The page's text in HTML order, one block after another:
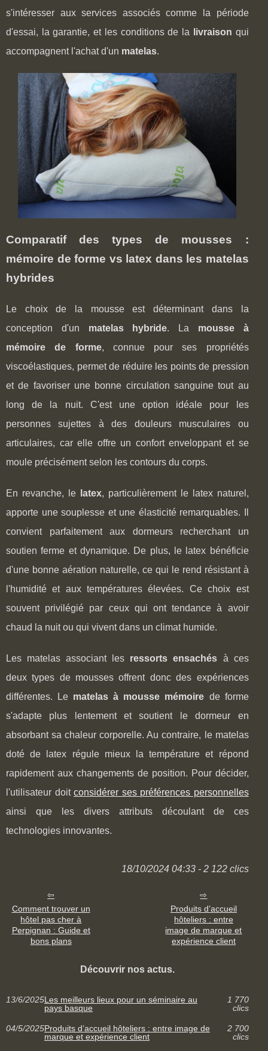
s'intéresser aux services associés comme la période
d'essai, la garantie, et les conditions de la
livraison qui
accompagnent l'achat d'un matelas.
Comparatif des types de mousses :
mémoire de forme vs latex dans les matelas
hybrides
Le choix de la mousse est déterminant dans la
conception d'un matelas hybride. La mousse à
mémoire de forme, connue pour ses propriétés
viscoélastiques, permet de réduire les points de pression
et de favoriser une bonne circulation sanguine tout au
long de la nuit. C'est une option idéale pour les
personnes sujettes à des douleurs musculaires ou
articulaires, car elle offre un confort enveloppant et se
moule précisément selon les contours du corps.
En revanche, le latex, particulièrement le latex naturel,
apporte une souplesse et une élasticité remarquables. Il
convient parfaitement aux dormeurs recherchant un
soutien ferme et dynamique. De plus, le latex bénéficie
d'une bonne aération naturelle, ce qui le rend résistant à
l'humidité et aux températures élevées. Ce choix est
souvent privilégié par ceux qui ont tendance à avoir
chaud la nuit ou qui vivent dans un climat humide.
Les matelas associant les ressorts ensachés à ces
deux types de mousses offrent donc des expériences
différentes. Le matelas à mousse mémoire de forme
s'adapte plus lentement et soutient le dormeur en
absorbant sa chaleur corporelle. Au contraire, le matelas
doté de latex régule mieux la température et répond
rapidement aux changements de position. Pour décider,
l'utilisateur doitconsidérer ses préférences personnelles
ainsi que les divers attributs découlant de ces
technologies innovantes.
18/10/2024 04:33 - 2 122 clics
Comment trouver un
hôtel pas cher à
Perpignan : Guide et
bons plans
Produits d’accueil
hôteliers : entre
image de marque et
expérience client
Découvrir nos actus.
13/6/2025Les meilleurs lieux pour un séminaire au
pays basque
1 770
clics
04/5/2025Produits d’accueil hôteliers : entre image de
marque et expérience client
2 700
clics